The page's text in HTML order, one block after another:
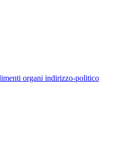
organi indirizzo-politico